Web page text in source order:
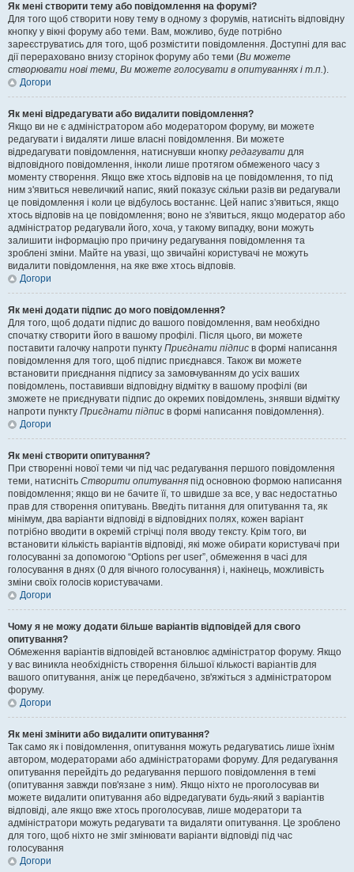
Як мені створити тему або повідомлення на форумі?
Для того щоб створити нову тему в одному з форумів, натисніть відповідну
кнопку у вікні форуму або теми. Вам, можливо, буде потрібно
зареєструватись для того, щоб розмістити повідомлення. Доступні для вас
дії перераховано внизу сторінок форуму або теми (Ви можете
створювати нові теми, Ви можете голосувати в опитуваннях і т.п.).
Догори
Як мені відредагувати або видалити повідомлення?
Якщо ви не є адміністратором або модератором форуму, ви можете
редагувати і видаляти лише власні повідомлення. Ви можете
відредагувати повідомлення, натиснувши кнопку редагувати для
відповідного повідомлення, інколи лише протягом обмеженого часу з
моменту створення. Якщо вже хтось відповів на це повідомлення, то під
ним з'явиться невеличкий напис, який показує скільки разів ви редагували
це повідомлення і коли це відбулось востаннє. Цей напис з'явиться, якщо
хтось відповів на це повідомлення; воно не з'явиться, якщо модератор або
адміністратор редагували його, хоча, у такому випадку, вони можуть
залишити інформацію про причину редагування повідомлення та
зроблені зміни. Майте на увазі, що звичайні користувачі не можуть
видалити повідомлення, на яке вже хтось відповів.
Догори
Як мені додати підпис до мого повідомлення?
Для того, щоб додати підпис до вашого повідомлення, вам необхідно
спочатку створити його в вашому профілі. Після цього, ви можете
поставити галочку напроти пункту Приєднати підпис в формі написання
повідомлення для того, щоб підпис приєднався. Також ви можете
встановити приєднання підпису за замовчуванням до усіх ваших
повідомлень, поставивши відповідну відмітку в вашому профілі (ви
зможете не приєднувати підпис до окремих повідомлень, знявши відмітку
напроти пункту Приєднати підпис в формі написання повідомлення).
Догори
Як мені створити опитування?
При створенні нової теми чи під час редагування першого повідомлення
теми, натисніть Створити опитування під основною формою написання
повідомлення; якщо ви не бачите її, то швидше за все, у вас недостатньо
прав для створення опитувань. Введіть питання для опитування та, як
мінімум, два варіанти відповіді в відповідних полях, кожен варіант
потрібно вводити в окремій стрічці поля вводу тексту. Крім того, ви
встановити кількість варіантів відповіді, які може обирати користувачі при
голосуванні за допомогою “Options per user”, обмеження в часі для
голосування в днях (0 для вічного голосування) і, накінець, можливість
зміни своїх голосів користувачами.
Догори
Чому я не можу додати більше варіантів відповідей для свого
опитування?
Обмеження варіантів відповідей встановлює адміністратор форуму. Якщо
у вас виникла необхідність створення більшої кількості варіантів для
вашого опитування, аніж це передбачено, зв'яжіться з адміністратором
форуму.
Догори
Як мені змінити або видалити опитування?
Так само як і повідомлення, опитування можуть редагуватись лише їхнім
автором, модераторами або адміністраторами форуму. Для редагування
опитування перейдіть до редагування першого повідомлення в темі
(опитування завжди пов'язане з ним). Якщо ніхто не проголосував ви
можете видалити опитування або відредагувати будь-який з варіантів
відповіді, але якщо вже хтось проголосував, лише модератори та
адміністратори можуть редагувати та видаляти опитування. Це зроблено
для того, щоб ніхто не зміг змінювати варіанти відповіді під час
голосування
Догори